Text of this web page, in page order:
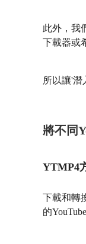
此外，我
下載器或
所以讓'潛
將不同
YTMP4
下載和轉
的